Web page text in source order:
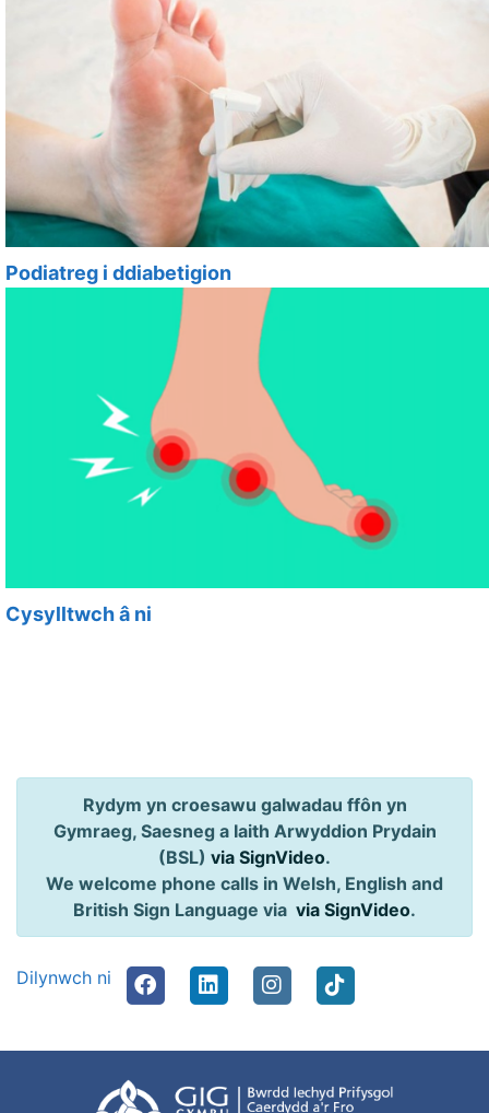
Podiatreg i ddiabetigion
Cysylltwch â ni
Rydym yn croesawu galwadau ffôn yn
Gymraeg, Saesneg a Iaith Arwyddion Prydain
(BSL) via SignVideo.
We welcome phone calls in Welsh, English and
British Sign Language via via SignVideo.
Dilynwch ni